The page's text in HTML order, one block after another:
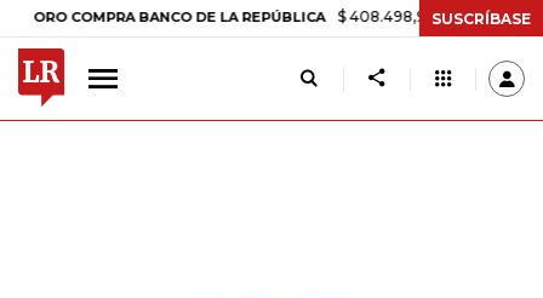
COMPRA BANCO DE LA REPÚBLICA $ 408.498,97 +$ 8.753,81
SUSCRÍBASE